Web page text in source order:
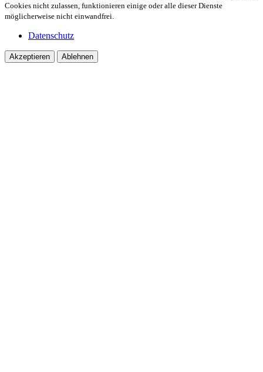
Cookies nicht zulassen, funktionieren einige oder alle dieser Dienste
möglicherweise nicht einwandfrei.
Datenschutz
Akzeptieren Ablehnen